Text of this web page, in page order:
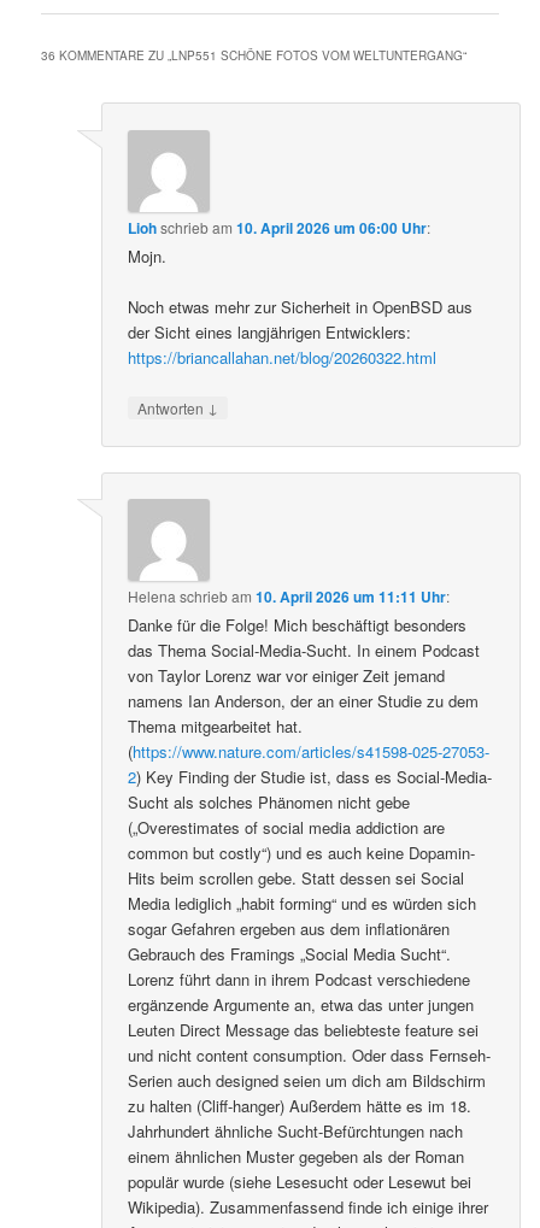
36 KOMMENTARE ZU „LNP551 SCHÖNE FOTOS VOM WELTUNTERGANG“
Liohschriebam10. April 2026 um 06:00 Uhr:
Mojn.
Noch etwas mehr zur Sicherheit in OpenBSD aus
der Sicht eines langjährigen Entwicklers:
https://briancallahan.net/blog/20260322.html
Antworten ↓
Helena schriebam10. April 2026 um 11:11 Uhr:
Danke für die Folge! Mich beschäftigt besonders
das Thema Social-Media-Sucht. In einem Podcast
von Taylor Lorenz war vor einiger Zeit jemand
namens Ian Anderson, der an einer Studie zu dem
Thema mitgearbeitet hat.
(https://www.nature.com/articles/s41598-025-27053-
2) Key Finding der Studie ist, dass es Social-Media-
Sucht als solches Phänomen nicht gebe
(„Overestimates of social media addiction are
common but costly“) und es auch keine Dopamin-
Hits beim scrollen gebe. Statt dessen sei Social
Media lediglich „habit forming“ und es würden sich
sogar Gefahren ergeben aus dem inflationären
Gebrauch des Framings „Social Media Sucht“.
Lorenz führt dann in ihrem Podcast verschiedene
ergänzende Argumente an, etwa das unter jungen
Leuten Direct Message das beliebteste feature sei
und nicht content consumption. Oder dass Fernseh-
Serien auch designed seien um dich am Bildschirm
zu halten (Cliff-hanger) Außerdem hätte es im 18.
Jahrhundert ähnliche Sucht-Befürchtungen nach
einem ähnlichen Muster gegeben als der Roman
populär wurde (siehe Lesesucht oder Lesewut bei
Wikipedia). Zusammenfassend finde ich einige ihrer